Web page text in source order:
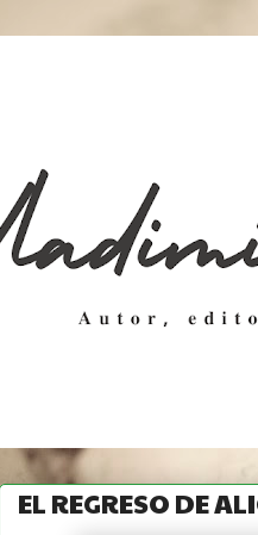
EL REGRESO DE